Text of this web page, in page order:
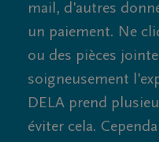
mail, d'autres
un paiement. Ne
ou des pièces
soigneusement
DELA prend
éviter cela.